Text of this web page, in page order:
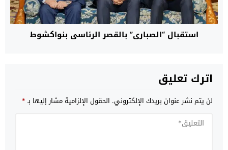
استقبال “الصباري” بالقصر الرئاسي بنواكشوط
اترك تعليق
لن يتم نشر عنوان بريدك الإلكتروني. الحقول الإلزامية مشار إليها بـ*